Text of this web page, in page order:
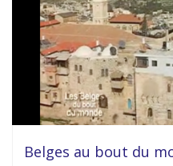
Belges au bout du